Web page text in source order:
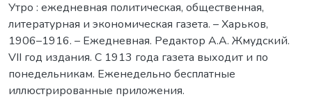
Утро : ежедневная политическая, общественная,
литературная и экономическая газета. – Харьков,
1906–1916. – Ежедневная. Редактор А.А. Жмудский.
VII год издания. С 1913 года газета выходит и по
понедельникам. Еженедельно бесплатные
иллюстрированные приложения.